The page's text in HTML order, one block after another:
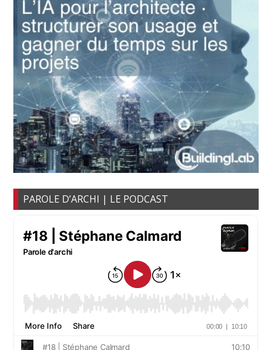
PAROLE D’ARCHI | LE PODCAST